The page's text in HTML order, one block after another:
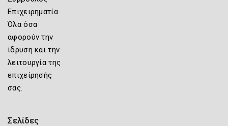
Επιχειρηματία
Όλα όσα
αφορούν την
ίδρυση και την
λειτουργία της
επιχείρησής
σας.
Σελίδες